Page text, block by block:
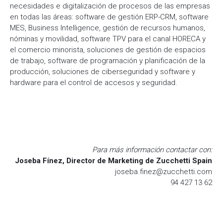
necesidades e digitalización de procesos de las empresas
en todas las áreas: software de gestión ERP-CRM, software
MES, Business Intelligence, gestión de recursos humanos,
nóminas y movilidad, software TPV para el canal HORECA y
el comercio minorista, soluciones de gestión de espacios
de trabajo, software de programación y planificación de la
producción, soluciones de ciberseguridad y software y
hardware para el control de accesos y seguridad.
Para más información contactar con:
Joseba Fínez, Director de Marketing de Zucchetti Spain
joseba.finez@zucchetti.com
94 427 13 62